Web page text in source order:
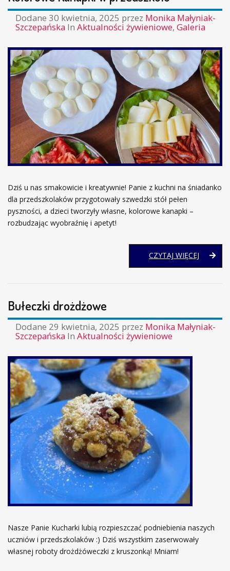
Dodane 30 kwietnia, 2025 przez Monika Małyniak-
Szczepańska In Aktualności żywieniowe, Galeria
Dziś u nas smakowicie i kreatywnie! Panie z kuchni na śniadanko
dla przedszkolaków przygotowały szwedzki stół pełen
pyszności, a dzieci tworzyły własne, kolorowe kanapki –
rozbudzając wyobraźnię i apetyt!
CZYTAJ WIĘCEJ
KANAPKI
Bułeczki drożdżowe
Dodane 29 kwietnia, 2025 przez Monika Małyniak-
Szczepańska In Aktualności żywieniowe
Nasze Panie Kucharki lubią rozpieszczać podniebienia naszych
uczniów i przedszkolaków :) Dziś wszystkim zaserwowały
własnej roboty drożdżóweczki z kruszonką! Mniam!